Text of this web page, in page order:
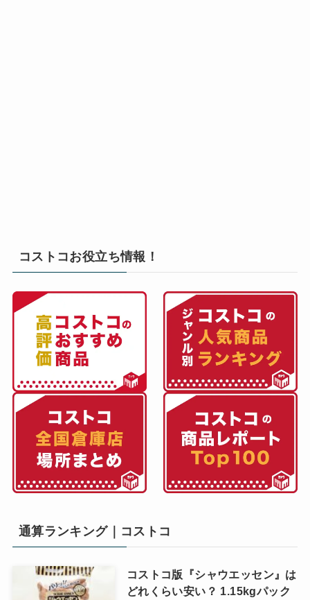
コストコお役立ち情報！
通算ランキング｜コストコ
コストコ版『シャウエッセン』は
どれくらい安い？ 1.15kgパック